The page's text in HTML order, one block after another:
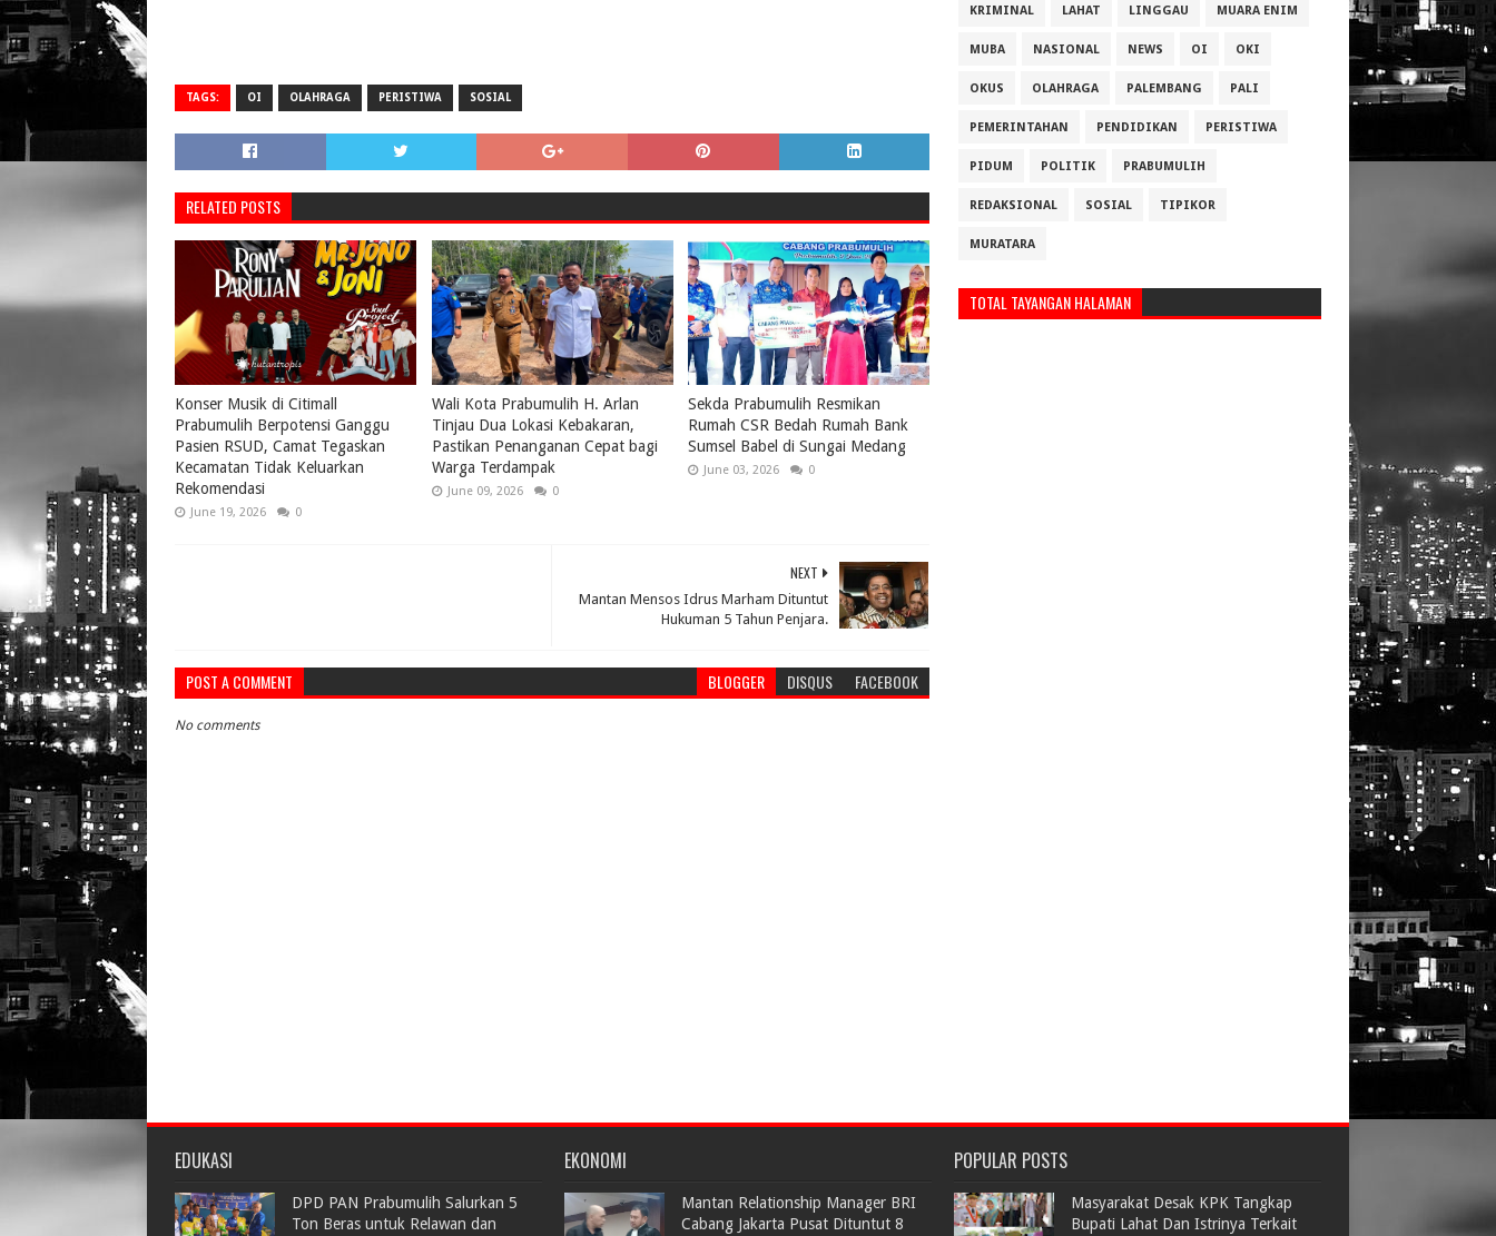
TAGS: OI OLAHRAGA PERISTIWA SOSIAL
RELATED POSTS
Konser Musik di Citimall
Prabumulih Berpotensi Ganggu
Pasien RSUD, Camat Tegaskan
Kecamatan Tidak Keluarkan
Rekomendasi
June 19, 2026 0
Wali Kota Prabumulih H. Arlan
Tinjau Dua Lokasi Kebakaran,
Pastikan Penanganan Cepat bagi
Warga Terdampak
June 09, 2026 0
Sekda Prabumulih Resmikan
Rumah CSR Bedah Rumah Bank
Sumsel Babel di Sungai Medang
June 03, 2026 0
NEXT
Mantan Mensos Idrus Marham Dituntut
Hukuman 5 Tahun Penjara.
POST A COMMENT BLOGGER DISQUS FACEBOOK
No comments
KRIMINAL LAHAT LINGGAU MUARA ENIM
MUBA NASIONAL NEWS OI OKI
OKUS OLAHRAGA PALEMBANG PALI
PEMERINTAHAN PENDIDIKAN PERISTIWA
PIDUM POLITIK PRABUMULIH
REDAKSIONAL SOSIAL TIPIKOR
MURATARA
TOTAL TAYANGAN HALAMAN
EDUKASI
DPD PAN Prabumulih Salurkan 5
Ton Beras untuk Relawan dan
EKONOMI
Mantan Relationship Manager BRI
Cabang Jakarta Pusat Dituntut 8
POPULAR POSTS
Masyarakat Desak KPK Tangkap
Bupati Lahat Dan Istrinya Terkait